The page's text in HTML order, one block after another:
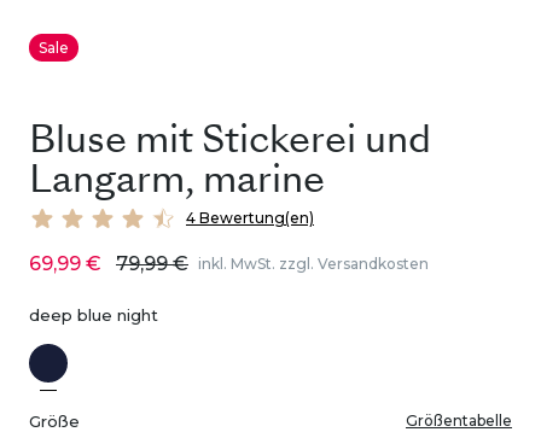
Sale
Bluse mit Stickerei und
Langarm, marine
4 Bewertung(en)
69,99 € 79,99 € inkl. MwSt. zzgl. Versandkosten
deep blue night
Größe Größentabelle